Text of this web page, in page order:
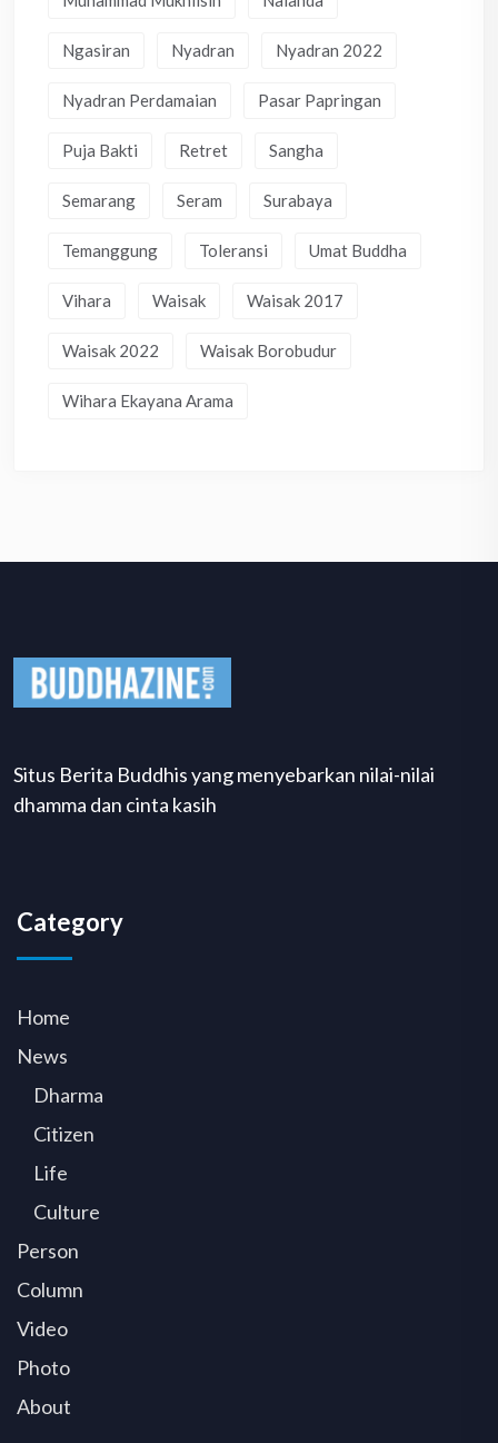
Ngasiran Nyadran Nyadran 2022
Nyadran Perdamaian Pasar Papringan
Puja Bakti Retret Sangha
Semarang Seram Surabaya
Temanggung Toleransi Umat Buddha
Vihara Waisak Waisak 2017
Waisak 2022 Waisak Borobudur
Wihara Ekayana Arama
Situs Berita Buddhis yang menyebarkan nilai-nilai
dhamma dan cinta kasih
Category
Home
News
Dharma
Citizen
Life
Culture
Person
Column
Video
Photo
About